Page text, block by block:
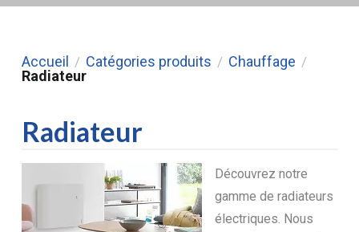
Accueil / Catégories produits / Chauffage /
Radiateur
Radiateur
Découvrez notre
gamme de radiateurs
électriques. Nous